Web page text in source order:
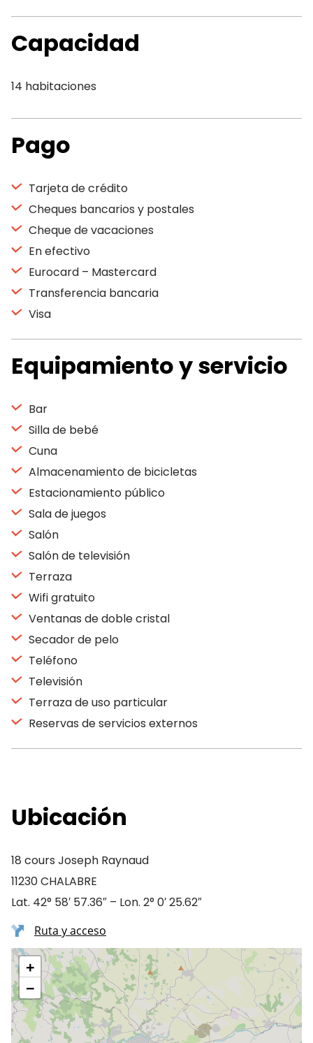
Capacidad
14 habitaciones
Pago
Tarjeta de crédito
Cheques bancarios y postales
Cheque de vacaciones
En efectivo
Eurocard – Mastercard
Transferencia bancaria
Visa
Equipamiento y servicio
Bar
Silla de bebé
Cuna
Almacenamiento de bicicletas
Estacionamiento público
Sala de juegos
Salón
Salón de televisión
Terraza
Wifi gratuito
Ventanas de doble cristal
Secador de pelo
Teléfono
Televisión
Terraza de uso particular
Reservas de servicios externos
Ubicación
18 cours Joseph Raynaud
11230 CHALABRE
Lat. 42° 58′ 57.36″ – Lon. 2° 0′ 25.62″
Ruta y acceso
+
−